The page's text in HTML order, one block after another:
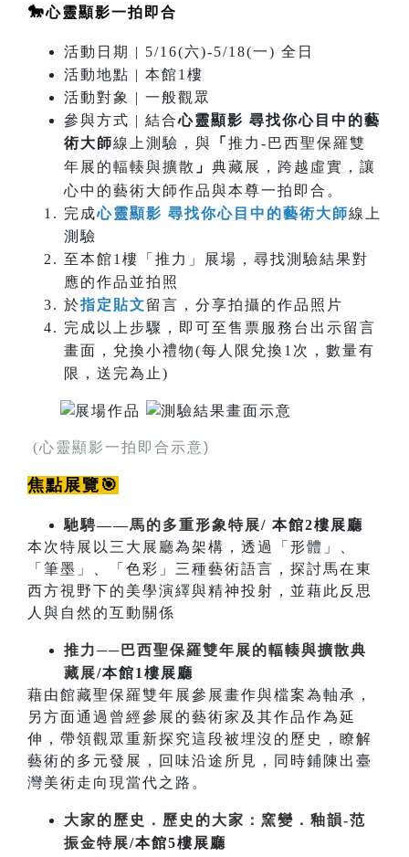
🐎心靈顯影一拍即合
活動日期 | 5/16(六)-5/18(一) 全日
活動地點 | 本館1樓
活動對象 | 一般觀眾
參與方式 | 結合心靈顯影 尋找你心目中的藝
術大師線上測驗，與 「 推力-巴西聖保羅雙
年展的輻輳與擴散 」 典藏展，跨越虛實，讓
心中的藝術大師作品與本尊一拍即合。
完成心靈顯影 尋找你心目中的藝術大師線上
測驗
至本館1樓「推力」展場，尋找測驗結果對
應的作品並拍照
於指定貼文留言，分享拍攝的作品照片
完成以上步驟，即可至售票服務台出示留言
畫面，兌換小禮物(每人限兌換1次，數量有
限，送完為止)
(心靈顯影一拍即合示意)
焦點展覽🎯
馳騁——馬的多重形象特展/ 本館2樓展廳
本次特展以三大展廳為架構，透過「形體」、
「筆墨」、「色彩」三種藝術語言，探討馬在東
西方視野下的美學演繹與精神投射，並藉此反思
人與自然的互動關係
推力──巴西聖保羅雙年展的輻輳與擴散典
藏展/本館1樓展廳
藉由館藏聖保羅雙年展參展畫作與檔案為軸承，
另方面通過曾經參展的藝術家及其作品作為延
伸，帶領觀眾重新探究這段被埋沒的歷史，瞭解
藝術的多元發展，回味沿途所見，同時鋪陳出臺
灣美術走向現當代之路。
大家的歷史．歷史的大家：窯變．釉韻-范
振金特展/本館5樓展廳